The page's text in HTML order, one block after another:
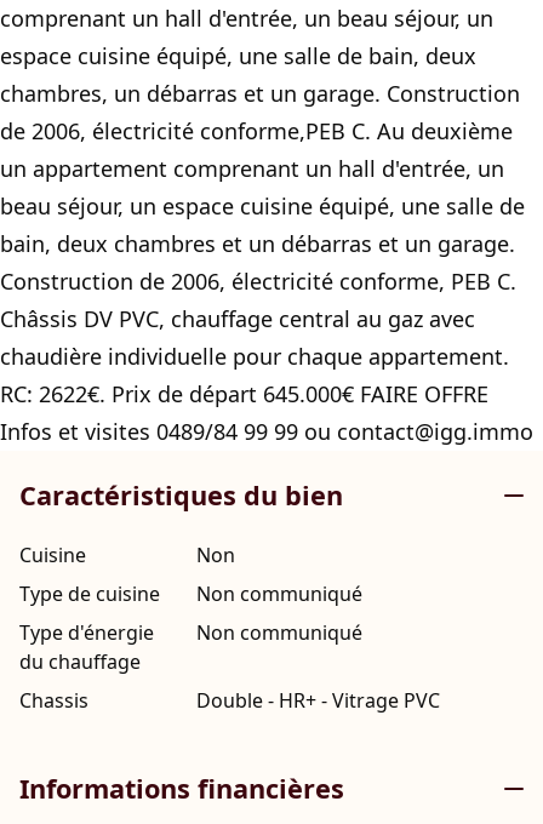
comprenant un hall d'entrée, un beau séjour, un
espace cuisine équipé, une salle de bain, deux
chambres, un débarras et un garage. Construction
de 2006, électricité conforme,PEB C. Au deuxième
un appartement comprenant un hall d'entrée, un
beau séjour, un espace cuisine équipé, une salle de
bain, deux chambres et un débarras et un garage.
Construction de 2006, électricité conforme, PEB C.
Châssis DV PVC, chauffage central au gaz avec
chaudière individuelle pour chaque appartement.
RC: 2622€. Prix de départ 645.000€ FAIRE OFFRE
Infos et visites 0489/84 99 99 ou contact@igg.immo
Caractéristiques du bien
Cuisine
Non
Type de cuisine
Non communiqué
Type d'énergie
du chauffage
Non communiqué
Chassis Double - HR+ - Vitrage PVC
Informations financières